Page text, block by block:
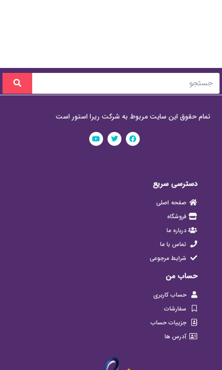
تمام حقوق این سایت مربوط به شرکت ریرا استور است
دسترسی سریع
صفحه اصلی
فروشگاه
درباره ما
تماس با ما
شرایط مرجوعی
حساب من
حساب کاربری
سفارشات
جزییات حساب
آدرس ها